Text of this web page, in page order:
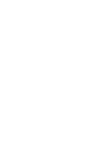
De nombreuses
D'où l'invention de
lequel elle a été
Outre le
accessoires